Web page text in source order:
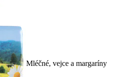
Mléčné, vejce a margaríny